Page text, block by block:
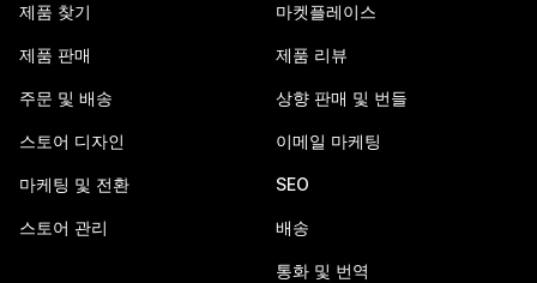
제품 찾기
제품 판매
주문 및 배송
스토어 디자인
마케팅 및 전환
스토어 관리
마켓플레이스
제품 리뷰
상향 판매 및 번들
이메일 마케팅
SEO
배송
통화 및 번역